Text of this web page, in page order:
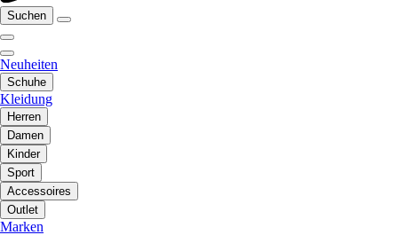
Suchen
Neuheiten
Schuhe
Kleidung
Herren
Damen
Kinder
Sport
Accessoires
Outlet
Marken